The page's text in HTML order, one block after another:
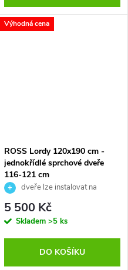
Výhodná cena
ROSS Lordy 120x190 cm -
jednokřídlé sprchové dveře
116-121 cm
dveře lze instalovat na
pravou i levou stranu
5 500 Kč
Skladem >5 ks
DO KOŠÍKU